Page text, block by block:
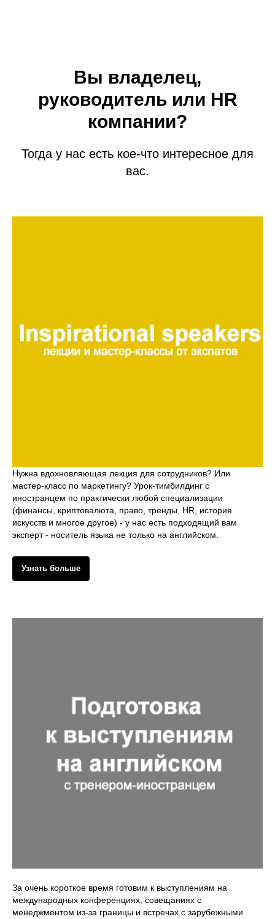
Вы владелец,
руководитель или HR
компании?
Тогда у нас есть кое-что интересное для
вас.
Нужна вдохновляющая лекция для сотрудников? Или
мастер-класс по маркетингу? Урок-тимбилдинг с
иностранцем по практически любой специализации
(финансы, криптовалюта, право, тренды, HR, история
искусств и многое другое) - у нас есть подходящий вам
эксперт - носитель языка не только на английском.
Узнать больше
За очень короткое время готовим к выступлениям на
международных конференциях, совещаниях с
менеджментом из-за границы и встречах с зарубежными